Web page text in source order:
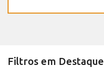
Filtros em Destaque